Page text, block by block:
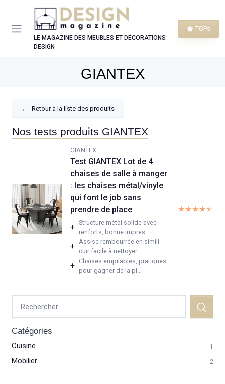
LE MAGAZINE DES MEUBLES ET DÉCORATIONS
DESIGN
TOPs
GIANTEX
← Retour à la liste des produits
Nos tests produits GIANTEX
GIANTEX
Test GIANTEX Lot de 4
chaises de salle à manger
: les chaises métal/vinyle
qui font le job sans
prendre de place
+ Structure métal solide avec
renforts, bonne impres...
+ Assise rembourrée en simili
cuir facile à nettoyer...
+ Chaises empilables, pratiques
pour gagner de la pl...
★★★★★
★★★★★
Catégories
Cuisine 1
Mobilier 2
Panneau de gestion des cookies